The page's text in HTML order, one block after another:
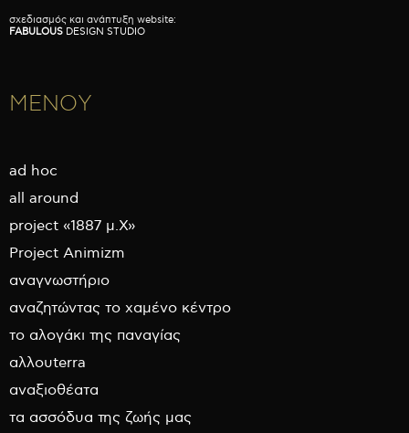
σχεδιασμός και ανάπτυξη website:
FABULOUS DESIGN STUDIO
ΜΕΝΟΥ
ad hoc
all around
project «1887 μ.Χ»
Project Animizm
αναγνωστήριο
αναζητώντας το χαμένο κέντρο
το αλογάκι της παναγίας
αλλουterra
αναξιοθέατα
τα ασσόδυα της ζωής μας